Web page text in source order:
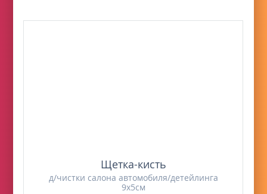
Щетка-кисть
д/чистки салона автомобиля/детейлинга
9х5см